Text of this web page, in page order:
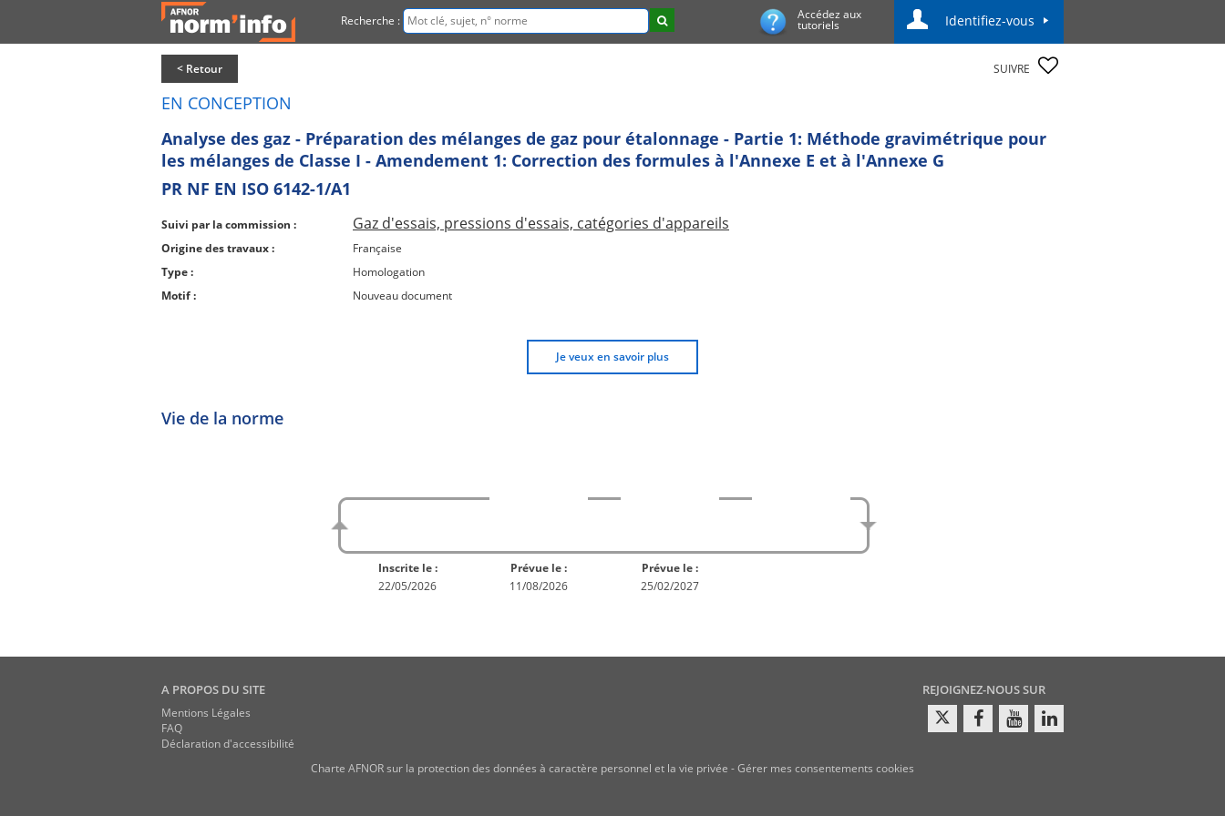
Recherche : Accédez aux
tutoriels Identifiez-vous
< Retour SUIVRE
EN CONCEPTION
Analyse des gaz - Préparation des mélanges de gaz pour étalonnage - Partie 1: Méthode gravimétrique pour
les mélanges de Classe I - Amendement 1: Correction des formules à l'Annexe E et à l'Annexe G
PR NF EN ISO 6142-1/A1
Suivi par la commission : Gaz d'essais, pressions d'essais, catégories d'appareils
Origine des travaux :
Française
Type :
Homologation
Motif :
Nouveau document
Je veux en savoir plus
Vie de la norme
Inscrite le :
22/05/2026
Prévue le :
11/08/2026
Prévue le :
25/02/2027
A PROPOS DU SITE
Mentions Légales
FAQ
Déclaration d'accessibilité
REJOIGNEZ-NOUS SUR
Charte AFNOR sur la protection des données à caractère personnel et la vie privée -Gérer mes consentements cookies